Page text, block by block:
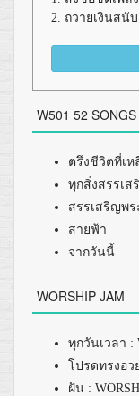
2. ถวายเงินสนั
W501 52 SONGS
ตรึงชีวิตที่เห
ทุกสิ่งสรรเส
สรรเสริญพร
สายฟ้า
จากวันนี้
WORSHIP JAM
ทุกวันเวลา :
โปรดทรงอว
ฝัน :